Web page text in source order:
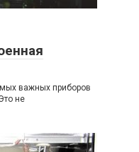
важных приборов
не